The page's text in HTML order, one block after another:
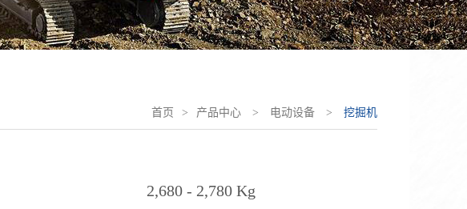
首页 > 产品中心 > 电动设备 > 挖掘机
2,680 - 2,780 Kg